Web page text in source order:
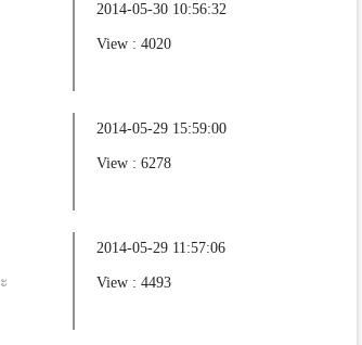
2014-05-30 10:56:32
View : 4020
2014-05-29 15:59:00
View : 6278
2014-05-29 11:57:06
View : 4493